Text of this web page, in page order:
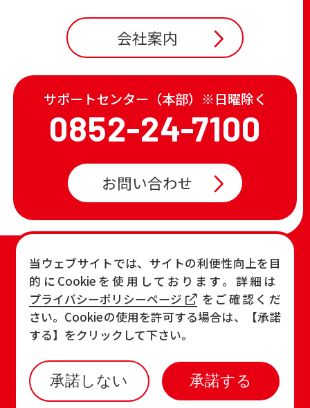
当ウェブサイトでは、サイトの利便性向上を目
的にCookieを使用しております。詳細は
プライバシーポリシーページ
をご確認くだ
さい。Cookieの使用を許可する場合は、【承諾
する】をクリックして下さい。
承諾しない 承諾する
会社案内
サポートセンター（本部）※日曜除く
0852-24-7100
お問い合わせ
TOP
店舗一覧・チラシ
お知らせ
おすすめ商品
各店の最新情報